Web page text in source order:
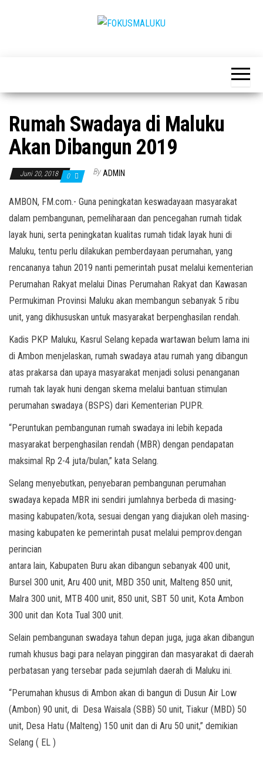
Rumah Swadaya di Maluku
Akan Dibangun 2019
Juni 20, 2018 0 By ADMIN
AMBON, FM.com.- Guna peningkatan keswadayaan masyarakat
dalam pembangunan, pemeliharaan dan pencegahan rumah tidak
layak huni, serta peningkatan kualitas rumah tidak layak huni di
Maluku, tentu perlu dilakukan pemberdayaan perumahan, yang
rencananya tahun 2019 nanti pemerintah pusat melalui kementerian
Perumahan Rakyat melalui Dinas Perumahan Rakyat dan Kawasan
Permukiman Provinsi Maluku akan membangun sebanyak 5 ribu
unit, yang dikhususkan untuk masyarakat berpenghasilan rendah.
Kadis PKP Maluku, Kasrul Selang kepada wartawan belum lama ini
di Ambon menjelaskan, rumah swadaya atau rumah yang dibangun
atas prakarsa dan upaya masyarakat menjadi solusi penanganan
rumah tak layak huni dengan skema melalui bantuan stimulan
perumahan swadaya (BSPS) dari Kementerian PUPR.
“Peruntukan pembangunan rumah swadaya ini lebih kepada
masyarakat berpenghasilan rendah (MBR) dengan pendapatan
maksimal Rp 2-4 juta/bulan,” kata Selang.
Selang menyebutkan, penyebaran pembangunan perumahan
swadaya kepada MBR ini sendiri jumlahnya berbeda di masing-
masing kabupaten/kota, sesuai dengan yang diajukan oleh masing-
masing kabupaten ke pemerintah pusat melalui pemprov.dengan
perincian
antara lain, Kabupaten Buru akan dibangun sebanyak 400 unit,
Bursel 300 unit, Aru 400 unit, MBD 350 unit, Malteng 850 unit,
Malra 300 unit, MTB 400 unit, 850 unit, SBT 50 unit, Kota Ambon
300 unit dan Kota Tual 300 unit.
Selain pembangunan swadaya tahun depan juga, juga akan dibangun
rumah khusus bagi para nelayan pinggiran dan masyarakat di daerah
perbatasan yang tersebar pada sejumlah daerah di Maluku ini.
“Perumahan khusus di Ambon akan di bangun di Dusun Air Low
(Ambon) 90 unit, di Desa Waisala (SBB) 50 unit, Tiakur (MBD) 50
unit, Desa Hatu (Malteng) 150 unit dan di Aru 50 unit,” demikian
Selang ( EL )